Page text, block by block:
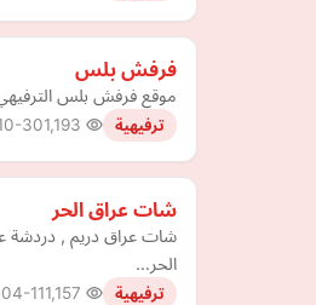
فرفش بلس
موقع فرفش بلس
ترفيهية 30
شات عراق الحر
شات عراق دريم , دردشة
الحر…
ترفيهية 11